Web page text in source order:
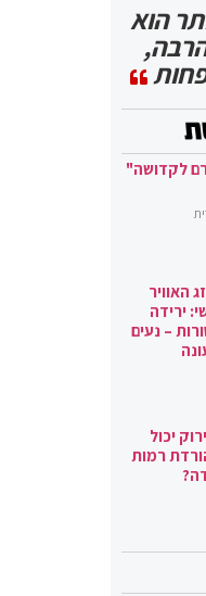
הוא
לקדושה"
האוויר
ירידה
– נעים
יכול
רמות